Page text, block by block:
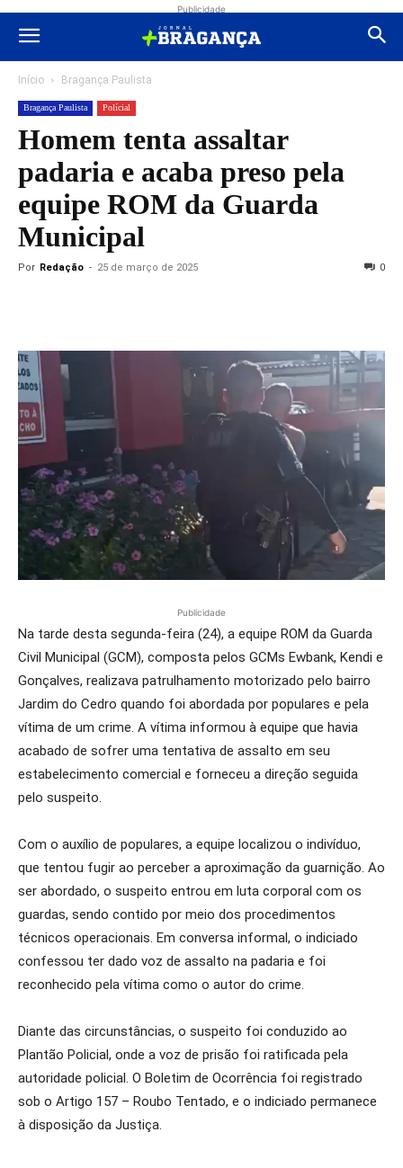
Publicidade
Início Bragança Paulista
Bragança Paulista Polícial
Homem tenta assaltar
padaria e acaba preso pela
equipe ROM da Guarda
Municipal
Por Redação - 25 de março de 2025 0
Publicidade
Na tarde desta segunda-feira (24), a equipe ROM da Guarda
Civil Municipal (GCM), composta pelos GCMs Ewbank, Kendi e
Gonçalves, realizava patrulhamento motorizado pelo bairro
Jardim do Cedro quando foi abordada por populares e pela
vítima de um crime. A vítima informou à equipe que havia
acabado de sofrer uma tentativa de assalto em seu
estabelecimento comercial e forneceu a direção seguida
pelo suspeito.
Com o auxílio de populares, a equipe localizou o indivíduo,
que tentou fugir ao perceber a aproximação da guarnição. Ao
ser abordado, o suspeito entrou em luta corporal com os
guardas, sendo contido por meio dos procedimentos
técnicos operacionais. Em conversa informal, o indiciado
confessou ter dado voz de assalto na padaria e foi
reconhecido pela vítima como o autor do crime.
Diante das circunstâncias, o suspeito foi conduzido ao
Plantão Policial, onde a voz de prisão foi ratificada pela
autoridade policial. O Boletim de Ocorrência foi registrado
sob o Artigo 157 – Roubo Tentado, e o indiciado permanece
à disposição da Justiça.